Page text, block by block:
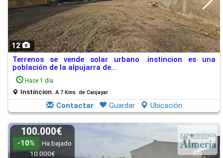
12
Terrenos se vende solar urbano .instincion es una
población de la alpujarra de...
Hace 1 día
Instincion. A 7 Kms. de Canjayar
Contactar Guardar Ubicación
100.000€
-10%
Ha bajado
10.000€